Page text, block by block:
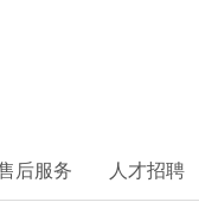
后服务 人才招聘